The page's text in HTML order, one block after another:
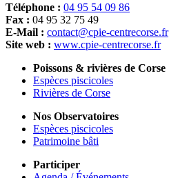
Téléphone : 04 95 54 09 86
Fax : 04 95 32 75 49
E-Mail : contact@cpie-centrecorse.fr
Site web : www.cpie-centrecorse.fr
Poissons & rivières de Corse
Espèces piscicoles
Rivières de Corse
Nos Observatoires
Espèces piscicoles
Patrimoine bâti
Participer